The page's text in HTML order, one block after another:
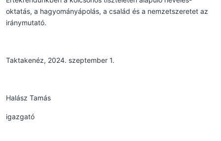
oktatás, a hagyományápolás, a család és a nemzetszeretet az
iránymutató.
Taktakenéz, 2024. szeptember 1.
Halász Tamás
igazgató